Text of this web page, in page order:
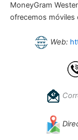
MoneyGram
ofrecemos móviles
Web: